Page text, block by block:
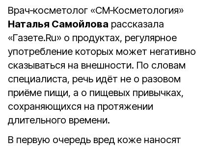
Врач‑косметолог «СМ‑Косметология»
Наталья Самойлова рассказала
«Газете.Ru» о продуктах, регулярное
употребление которых может негативно
сказываться на внешности. По словам
специалиста, речь идёт не о разовом
приёме пищи, а о пищевых привычках,
сохраняющихся на протяжении
длительного времени.
В первую очередь вред коже наносят